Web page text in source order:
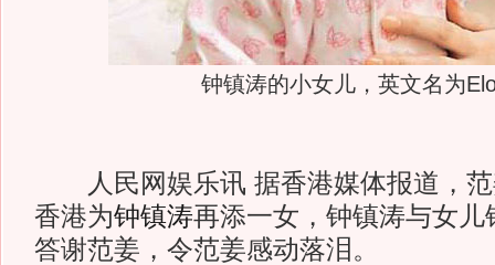
钟镇涛的小女儿，英文名为
人民网娱乐讯 据香港媒体报道，范
香港为钟镇涛再添一女，钟镇涛与女儿
答谢范姜，令范姜感动落泪。